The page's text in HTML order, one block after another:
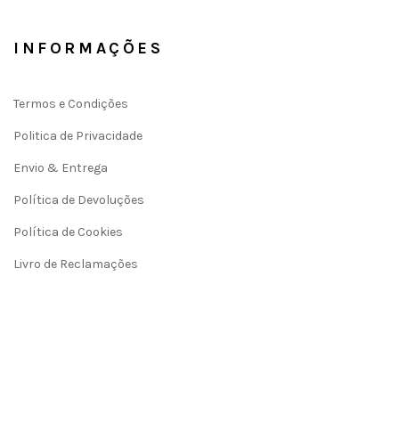
INFORMAÇÕES
Termos e Condições
Politica de Privacidade
Envio & Entrega
Política de Devoluções
Política de Cookies
Livro de Reclamações